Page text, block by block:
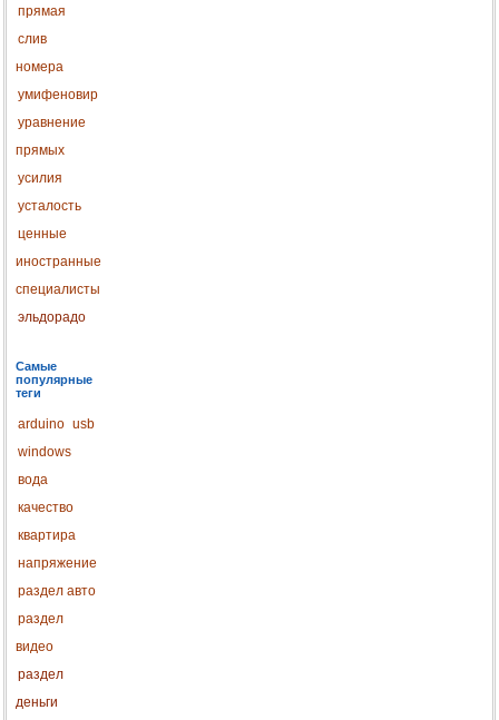
прямая
слив
номера
умифеновир
уравнение
прямых
усилия
усталость
ценные
иностранные
специалисты
эльдорадо
Самые
популярные
теги
arduino usb
windows
вода
качество
квартира
напряжение
раздел авто
раздел
видео
раздел
деньги